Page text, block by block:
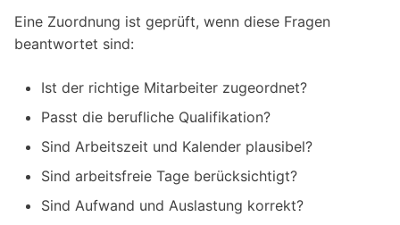
Eine Zuordnung ist geprüft, wenn diese Fragen
beantwortet sind:
Ist der richtige Mitarbeiter zugeordnet?
Passt die berufliche Qualifikation?
Sind Arbeitszeit und Kalender plausibel?
Sind arbeitsfreie Tage berücksichtigt?
Sind Aufwand und Auslastung korrekt?